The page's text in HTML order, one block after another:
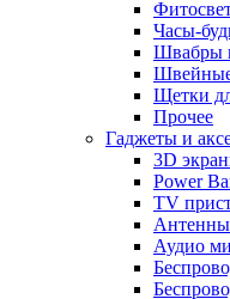
Часы-
Швабры
Щетки
Прочее
Гаджеты и
3D
Power
TV
Антенны
Аудио